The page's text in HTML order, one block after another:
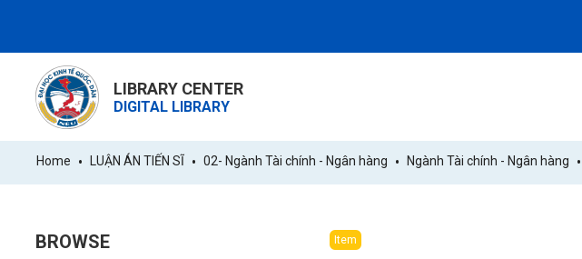
LIBRARY CENTER
DIGITAL LIBRARY
Home LUẬN ÁN TIẾN SĨ 02- Ngành Tài chính - Ngân hàng Ngành Tài chính - Ngân hàng
BROWSE Item